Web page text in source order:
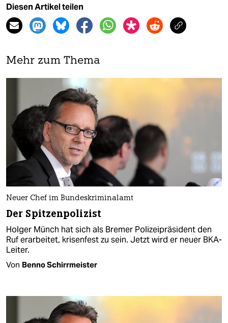
Diesen Artikel teilen
Mehr zum Thema
Neuer Chef im Bundeskriminalamt
Der Spitzenpolizist
Holger Münch hat sich als Bremer Polizeipräsident den
Ruf erarbeitet, krisenfest zu sein. Jetzt wird er neuer BKA-
Leiter.
Von Benno Schirrmeister